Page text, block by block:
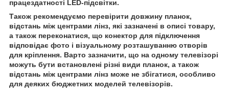
працездатності LED-підсвітки.
Також рекомендуємо перевірити довжину планок,
відстань між центрами лінз, які зазначені в описі товару,
а також переконатися, що конектор для підключення
відповідає фото і візуальному розташуванню отворів
для кріплення. Варто зазначити, що на одному телевізорі
можуть бути встановлені різні види планок, а також
відстань між центрами лінз може не збігатися, особливо
для деяких бюджетних моделей телевізорів.